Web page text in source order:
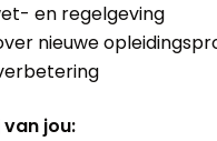
en regelgeving
nieuwe
jou: